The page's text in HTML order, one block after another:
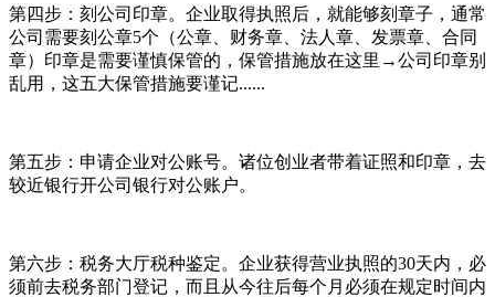
第四步：刻公司印章。企业取得执照后，就能够刻章子，通常
公司需要刻公章5个（公章、财务章、法人章、发票章、合同
章）印章是需要谨慎保管的，保管措施放在这里→公司印章别
乱用，这五大保管措施要谨记......
第五步：申请企业对公账号。诸位创业者带着证照和印章，去
较近银行开公司银行对公账户。
第六步：税务大厅税种鉴定。企业获得营业执照的30天内，必
须前去税务部门登记，而且从今往后每个月必须在规定时间内